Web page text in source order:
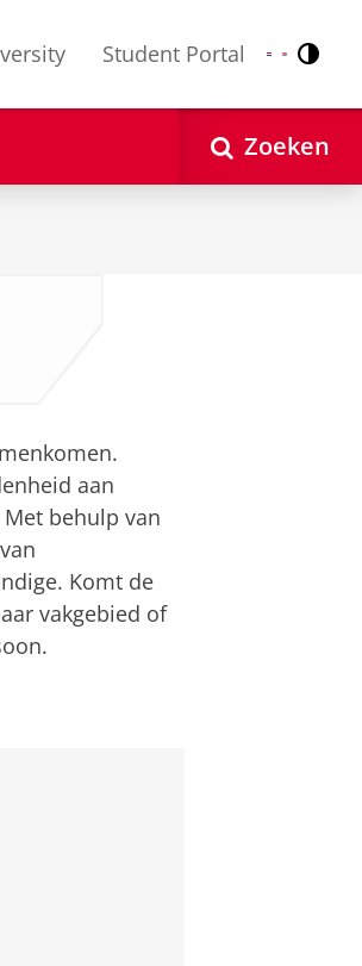
Student Portal Nederlands
English
Zoeken
aan
behulp van
Komt de
vakgebied of